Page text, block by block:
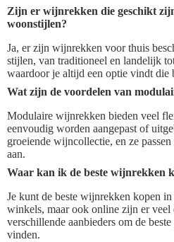
Zijn er wijnrekken die geschikt
woonstijlen?
Ja, er zijn wijnrekken voor thuis
stijlen, van traditioneel en landelijk
waardoor je altijd een optie vindt die
Wat zijn de voordelen van
Modulaire wijnrekken bieden veel
eenvoudig worden aangepast of
groeiende wijncollectie, en ze
aan.
Waar kan ik de beste wijnrekken
Je kunt de beste wijnrekken kopen
winkels, maar ook online zijn er veel
verschillende aanbieders om de
vinden.